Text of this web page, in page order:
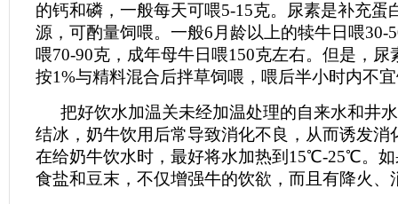
的钙和磷，一般每天可喂5-15克。尿素是补充蛋
源，可酌量饲喂。一般6月龄以上的犊牛日喂30-
喂70-90克，成年母牛日喂150克左右。但是，尿
按1%与精料混合后拌草饲喂，喂后半小时内不
把好饮水加温关未经加温处理的自来水和井
结冰，奶牛饮用后常导致消化不良，从而诱发消
在给奶牛饮水时，最好将水加热到15℃-25℃。
食盐和豆末，不仅增强牛的饮欲，而且有降火、